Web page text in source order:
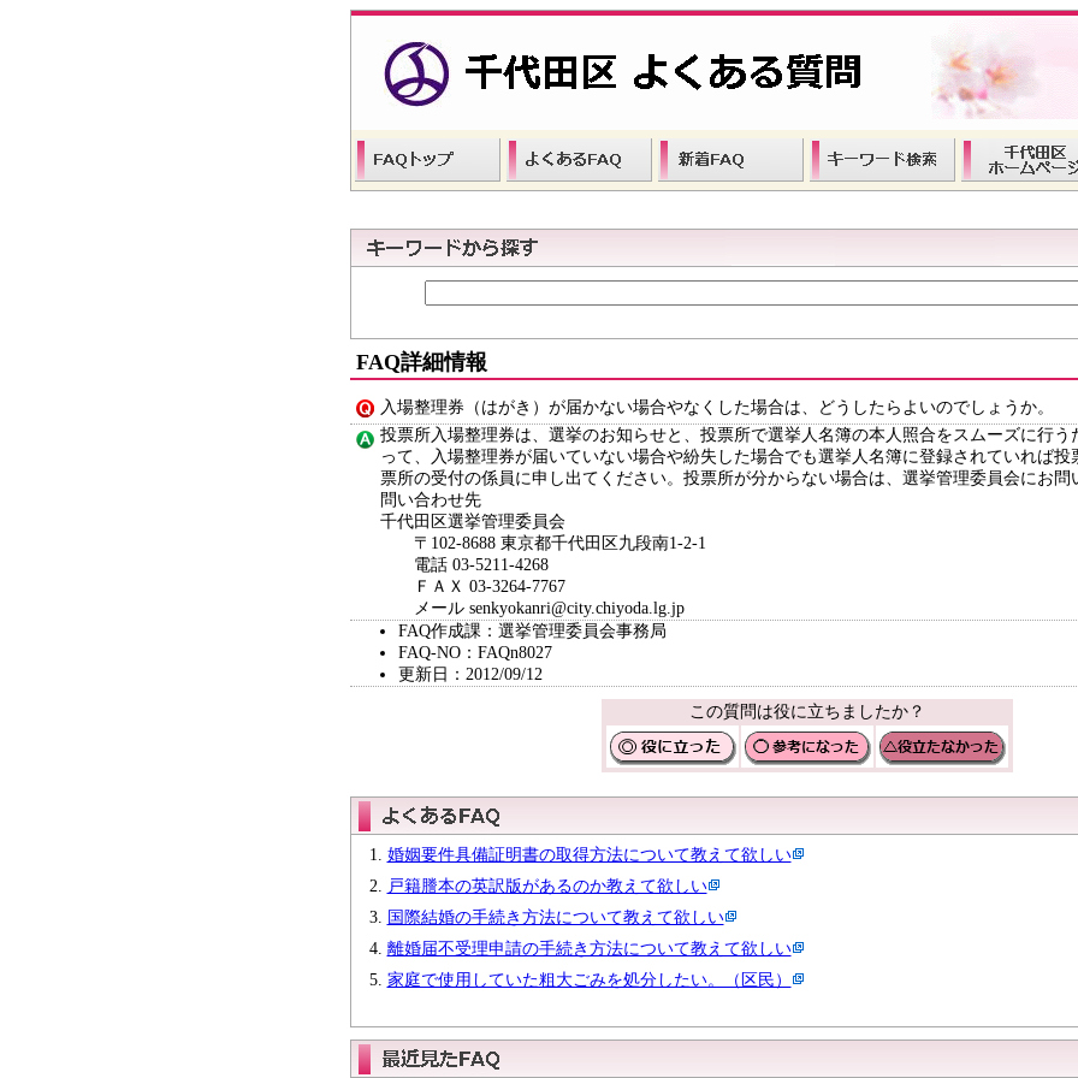
FAQ詳細情報
入場整理券（はがき）が届かない場合やなくした場合は、どうしたらよいのでしょうか。
投票所入場整理券は、選挙のお知らせと、投票所で選挙人名簿の本人照合をスムーズに行う
って、入場整理券が届いていない場合や紛失した場合でも選挙人名簿に登録されていれば投
票所の受付の係員に申し出てください。投票所が分からない場合は、選挙管理委員会にお問
問い合わせ先
千代田区選挙管理委員会
〒102-8688 東京都千代田区九段南1-2-1
電話 03-5211-4268
ＦＡＸ 03-3264-7767
メール senkyokanri@city.chiyoda.lg.jp
FAQ作成課：選挙管理委員会事務局
FAQ-NO：FAQn8027
更新日：2012/09/12
この質問は役に立ちましたか？
婚姻要件具備証明書の取得方法について教えて欲しい
戸籍謄本の英訳版があるのか教えて欲しい
国際結婚の手続き方法について教えて欲しい
離婚届不受理申請の手続き方法について教えて欲しい
家庭で使用していた粗大ごみを処分したい。（区民）